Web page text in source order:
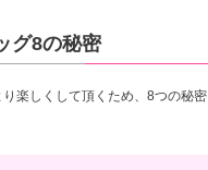
グ8の秘密
楽しくして頂くため、8つの秘密